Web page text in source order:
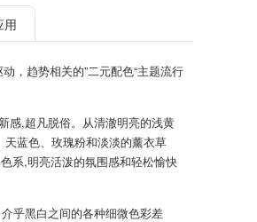
用
，趋势相关的”二元配色“主题流行
感,超凡脱俗。从清澈明亮的浅黄
蓝色、玫瑰粉和淡淡的薰衣草
系,明亮活泼的氛围感和轻松愉快
乎黑白之间的各种细微色彩差